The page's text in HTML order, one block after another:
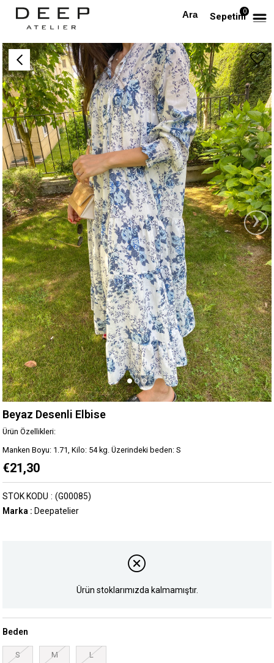
Sepetim0
Anasayfa Beyaz Desenli Elbise
›
Beyaz Desenli Elbise
Ürün Özellikleri:
Manken Boyu: 1.71, Kilo: 54 kg. Üzerindeki beden: S
€21,30
(G00085)
STOK KODU
Marka : Deepatelier
Ürün stoklarımızda kalmamıştır.
Beden
S M L